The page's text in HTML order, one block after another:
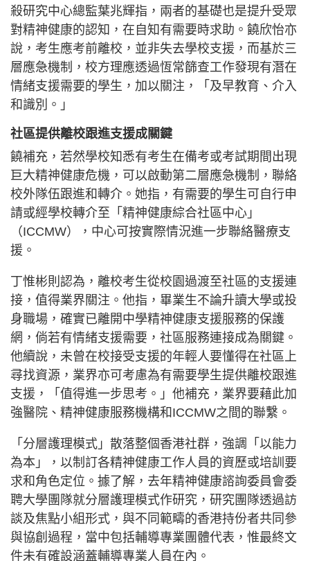
殺研究中心總監葉兆輝指，兩者的基礎也是提升受眾
對精神健康的認知，在自知有需要時求助。饒欣怡亦
說，考生應考前離校，並非失去學校支援，而基於三
層應急機制，校方理應透過恆常篩查工作發現有潛在
情緒支援需要的學生，加以關注，「及早教育、介入
和識別。」
社區提供離校跟進支援成關鍵
饒補充，若然學校知悉有考生在備考或考試期間出現
巨大精神健康危機，可以啟動第二層應急機制，聯絡
校外隊伍跟進和轉介。她指，有需要的學生可自行申
請或經學校轉介至「精神健康綜合社區中心」
（ICCMW），中心可按實際情況進一步聯絡醫療支
援。
丁惟彬則認為，離校考生從校園過渡至社區的支援連
接，值得業界關注。他指，畢業生不論升讀大學或投
身職場，確實已離開中學精神健康支援服務的保護
網，倘若有情緒支援需要，社區服務連接成為關鍵。
他續說，未曾在校接受支援的年輕人要懂得在社區上
尋找資源，業界亦可考慮為有需要學生提供離校跟進
支援，「值得進一步思考。」他補充，業界要藉此加
強醫院、精神健康服務機構和ICCMW之間的聯繫。
「分層護理模式」散落整個香港社群，強調「以能力
為本」，以制訂各精神健康工作人員的資歷或培訓要
求和角色定位。據了解，去年精神健康諮詢委員會委
聘大學團隊就分層護理模式作研究，研究團隊透過訪
談及焦點小組形式，與不同範疇的香港持份者共同參
與協創過程，當中包括輔導專業團體代表，惟最終文
件未有確設涵蓋輔導專業人員在內。